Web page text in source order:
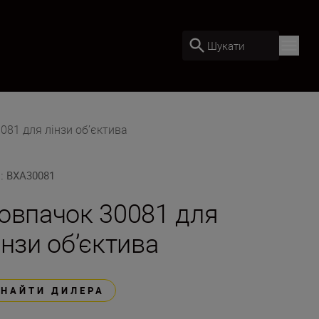
Шукати
для лінзи об’єктива
: BXA30081
30081 для
об’єктива
ДИЛЕРА